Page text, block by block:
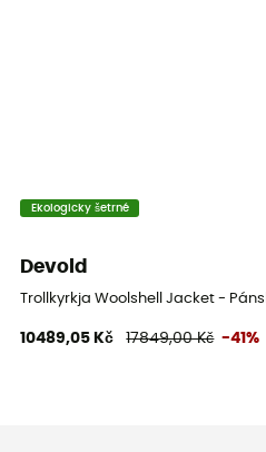
Ekologicky šetrné
Devold
Trollkyrkja Woolshell Jacket -
10489,05 Kč 17849,00 Kč -41%